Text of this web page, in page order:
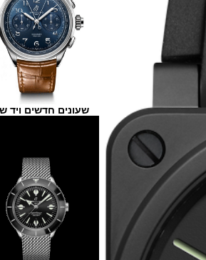
שעונים חדשים ויד שנייה